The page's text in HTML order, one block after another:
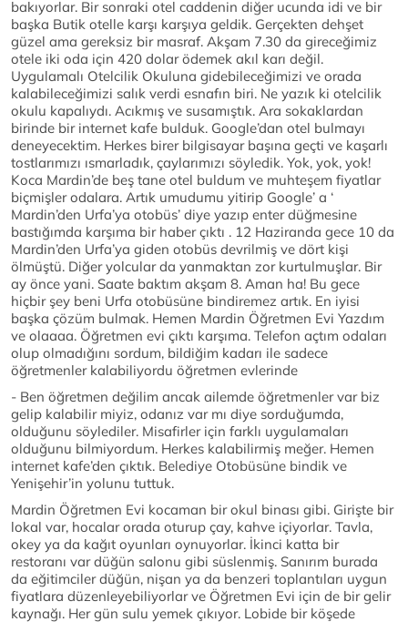
bakıyorlar. Bir sonraki otel caddenin diğer ucunda idi ve bir
başka Butik otelle karşı karşıya geldik. Gerçekten dehşet
güzel ama gereksiz bir masraf. Akşam 7.30 da gireceğimiz
otele iki oda için 420 dolar ödemek akıl karı değil.
Uygulamalı Otelcilik Okuluna gidebileceğimizi ve orada
kalabileceğimizi salık verdi esnafın biri. Ne yazık ki otelcilik
okulu kapalıydı. Acıkmış ve susamıştık. Ara sokaklardan
birinde bir internet kafe bulduk. Google’dan otel bulmayı
deneyecektim. Herkes birer bilgisayar başına geçti ve kaşarlı
tostlarımızı ısmarladık, çaylarımızı söyledik. Yok, yok, yok!
Koca Mardin’de beş tane otel buldum ve muhteşem fiyatlar
biçmişler odalara. Artık umudumu yitirip Google’ a ‘
Mardin’den Urfa’ya otobüs’ diye yazıp enter düğmesine
bastığımda karşıma bir haber çıktı . 12 Haziranda gece 10 da
Mardin’den Urfa’ya giden otobüs devrilmiş ve dört kişi
ölmüştü. Diğer yolcular da yanmaktan zor kurtulmuşlar. Bir
ay önce yani. Saate baktım akşam 8. Aman ha! Bu gece
hiçbir şey beni Urfa otobüsüne bindiremez artık. En iyisi
başka çözüm bulmak. Hemen Mardin Öğretmen Evi Yazdım
ve olaaaa. Öğretmen evi çıktı karşıma. Telefon açtım odaları
olup olmadığını sordum, bildiğim kadarı ile sadece
öğretmenler kalabiliyordu öğretmen evlerinde
- Ben öğretmen değilim ancak ailemde öğretmenler var biz
gelip kalabilir miyiz, odanız var mı diye sorduğumda,
olduğunu söylediler. Misafirler için farklı uygulamaları
olduğunu bilmiyordum. Herkes kalabilirmiş meğer. Hemen
internet kafe’den çıktık. Belediye Otobüsüne bindik ve
Yenişehir’in yolunu tuttuk.
Mardin Öğretmen Evi kocaman bir okul binası gibi. Girişte bir
lokal var, hocalar orada oturup çay, kahve içiyorlar. Tavla,
okey ya da kağıt oyunları oynuyorlar. İkinci katta bir
restoranı var düğün salonu gibi süslenmiş. Sanırım burada
da eğitimciler düğün, nişan ya da benzeri toplantıları uygun
fiyatlara düzenleyebiliyorlar ve Öğretmen Evi için de bir gelir
kaynağı. Her gün sulu yemek çıkıyor. Lobide bir köşede